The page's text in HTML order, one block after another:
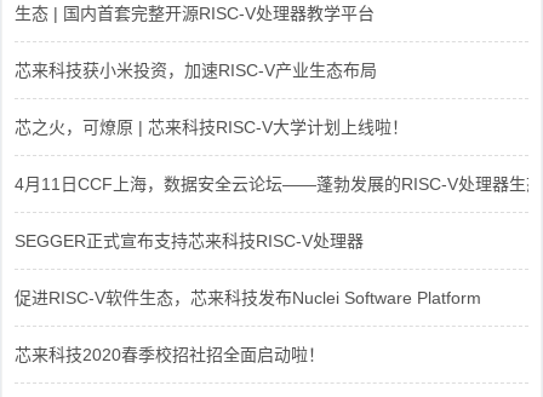
生态 | 国内首套完整开源RISC-V处理器教学平台
芯来科技获小米投资，加速RISC-V产业生态布局
芯之火，可燎原 | 芯来科技RISC-V大学计划上线啦！
4月11日CCF上海，数据安全云论坛——蓬勃发展的RISC-V处理器生态
SEGGER正式宣布支持芯来科技RISC-V处理器
促进RISC-V软件生态，芯来科技发布Nuclei Software Platform
芯来科技2020春季校招社招全面启动啦！